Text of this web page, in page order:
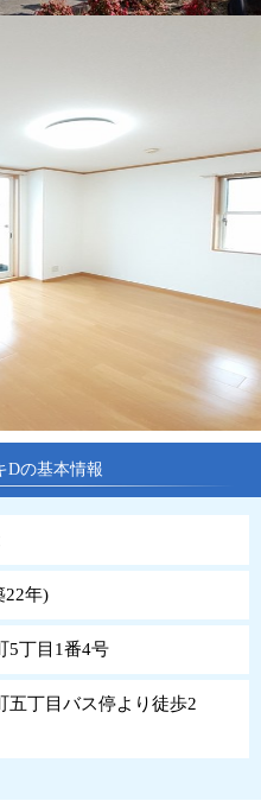
Dの基本情報
22年)
5丁目1番4号
五丁目バス停より徒歩2